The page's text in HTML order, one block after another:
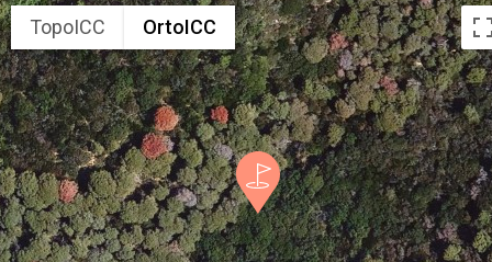
TopoICC OrtoICC